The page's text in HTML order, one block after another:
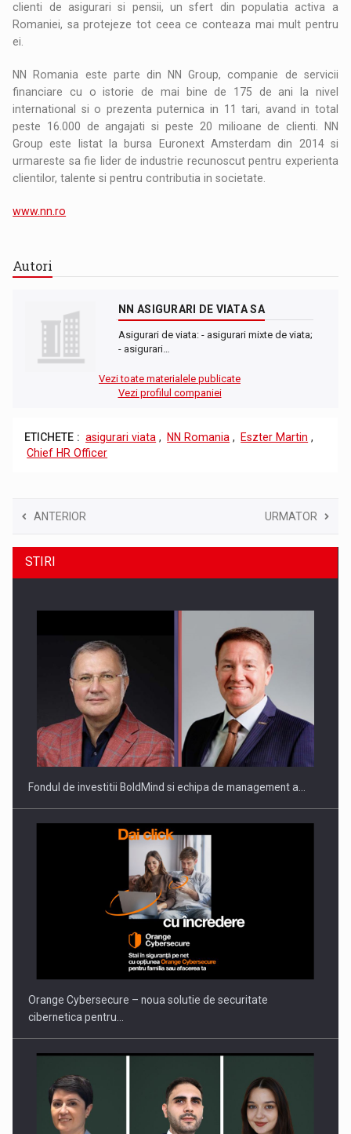
clienti de asigurari si pensii, un sfert din populatia activa a
Romaniei, sa protejeze tot ceea ce conteaza mai mult pentru
ei.
NN Romania este parte din NN Group, companie de servicii
financiare cu o istorie de mai bine de 175 de ani la nivel
international si o prezenta puternica in 11 tari, avand in total
peste 16.000 de angajati si peste 20 milioane de clienti. NN
Group este listat la bursa Euronext Amsterdam din 2014 si
urmareste sa fie lider de industrie recunoscut pentru experienta
clientilor, talente si pentru contributia in societate.
www.nn.ro
Autori
NN ASIGURARI DE VIATA SA
Asigurari de viata: - asigurari mixte de viata;
- asigurari…
Vezi toate materialele publicate
Vezi profilul companiei
ETICHETE : asigurari viata , NN Romania , Eszter Martin ,
Chief HR Officer
ANTERIOR URMATOR
STIRI
Fondul de investitii BoldMind si echipa de management a…
Orange Cybersecure – noua solutie de securitate
cibernetica pentru…